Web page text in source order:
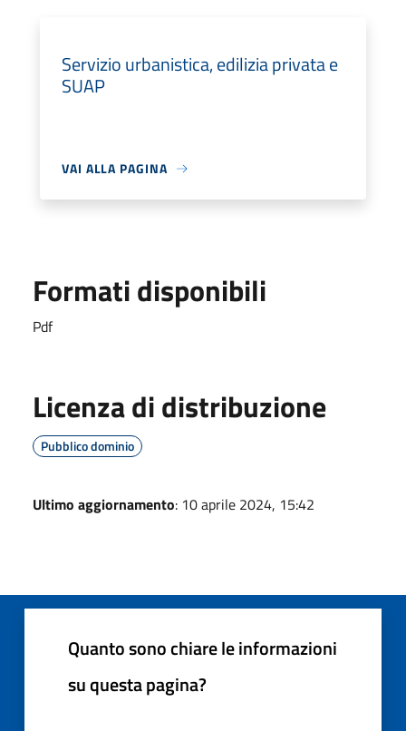
Servizio urbanistica, edilizia privata e
SUAP
VAI ALLA PAGINA
Formati disponibili
Pdf
Licenza di distribuzione
Pubblico dominio
Ultimo aggiornamento: 10 aprile 2024, 15:42
Quanto sono chiare le informazioni
su questa pagina?